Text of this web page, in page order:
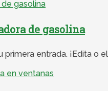
de gasolina
primera entrada. ¡Edita o